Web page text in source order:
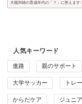
大槻邦雄の育成年代の「？」に答えます！
人気キーワード
進路 親のサポート
大学サッカー トレ
からだケア ジュニ